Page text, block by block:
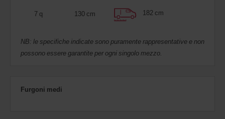
7 q 130 cm 182 cm
NB: le specifiche indicate sono puramente rappresentative e non
possono essere garantite per ogni singolo mezzo.
Furgoni medi